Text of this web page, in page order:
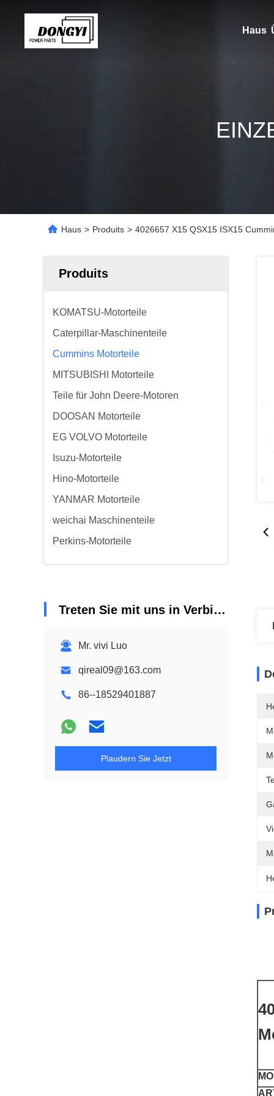
Haus
Haus > Produits > 4026657 X15 QSX15 ISX15
Produits
KOMATSU-Motorteile
Caterpillar-Maschinenteile
Cummins Motorteile
MITSUBISHI Motorteile
Teile für John Deere-Motoren
DOOSAN Motorteile
EG VOLVO Motorteile
Isuzu-Motorteile
Hino-Motorteile
YANMAR Motorteile
weichai Maschinenteile
Perkins-Motorteile
Treten Sie mit uns in Verbindung
Mr. vivi Luo
qireal09@163.com
86--18529401887
Plaudern Sie Jetzt